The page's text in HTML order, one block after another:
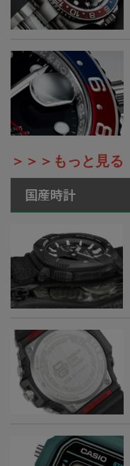
＞＞＞もっと見る
国産時計